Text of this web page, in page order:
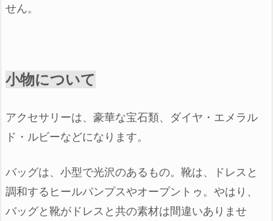
せん。
小物について
アクセサリーは、 豪華な宝石類、 ダイヤ・エメラル
ド・ルビーなどになります。
バッグは、 小型で光沢のあるもの。 靴は、
ドレスと
調和するヒールパンプスやオープントゥ。 やはり、
バッグと靴が ドレスと共の素材は間違いありませ